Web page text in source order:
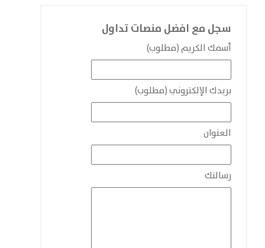
سجل مع افضل منصات تداول
أسمك الكريم (مطلوب)
بريدك الإلكتروني (مطلوب)
العنوان
رسالتك